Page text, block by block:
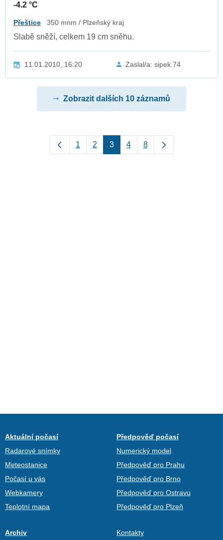
-4.2 °C
Přeštice 350 mnm / Plzeňský kraj
Slabě sněží, celkem 19 cm sněhu.
11.01.2010, 16:20 Zaslal/a: sipek.74
Zobrazit dalších 10 záznamů
1 2 3 4 8
Aktuální počasí
Radarové snímky
Meteostanice
Počasí u vás
Webkamery
Teplotní mapa
Předpověď počasí
Numerický model
Předpověď pro Prahu
Předpověď pro Brno
Předpověď pro Ostravu
Předpověď pro Plzeň
Archiv Kontakty